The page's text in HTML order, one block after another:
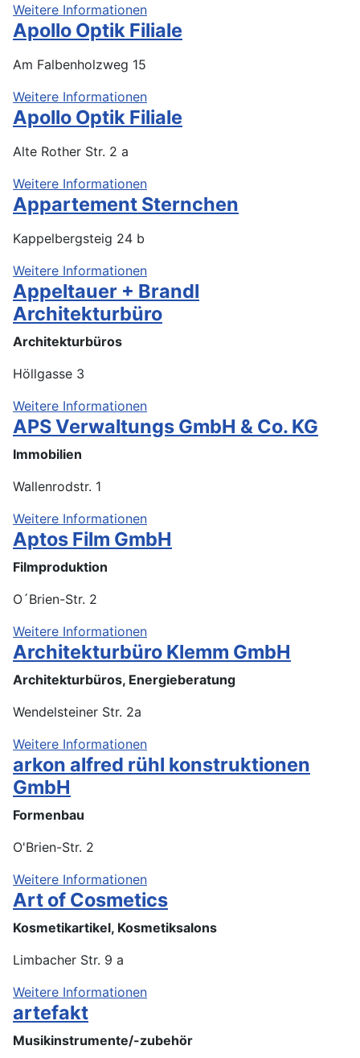
Weitere Informationen
Apollo Optik Filiale
Am Falbenholzweg 15
Weitere Informationen
Apollo Optik Filiale
Alte Rother Str. 2 a
Weitere Informationen
Appartement Sternchen
Kappelbergsteig 24 b
Weitere Informationen
Appeltauer + Brandl
Architekturbüro
Architekturbüros
Höllgasse 3
Weitere Informationen
APS Verwaltungs GmbH & Co. KG
Immobilien
Wallenrodstr. 1
Weitere Informationen
Aptos Film GmbH
Filmproduktion
O´Brien-Str. 2
Weitere Informationen
Architekturbüro Klemm GmbH
Architekturbüros, Energieberatung
Wendelsteiner Str. 2a
Weitere Informationen
arkon alfred rühl konstruktionen
GmbH
Formenbau
O'Brien-Str. 2
Weitere Informationen
Art of Cosmetics
Kosmetikartikel, Kosmetiksalons
Limbacher Str. 9 a
Weitere Informationen
artefakt
Musikinstrumente/-zubehör